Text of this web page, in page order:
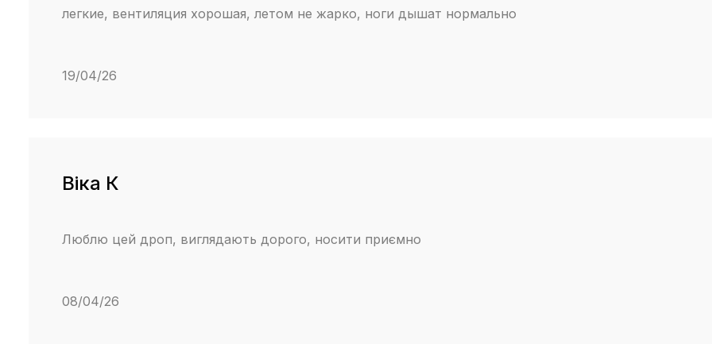
легкие, вентиляция хорошая, летом не жарко, ноги дышат нормально
19/04/26
Віка К
Люблю цей дроп, виглядають дорого, носити приємно
08/04/26